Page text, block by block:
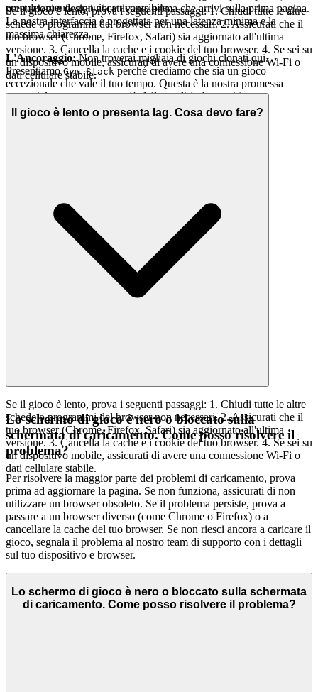
prestazioni e design accattivante prima che arrivi sulla prima pagina.
La nostra interfaccia è progettata per una latenza minima e la
massima chiarezza.
L'Ancoraggio:Non troverai migliaia di giochi clonati qui.
PresentiamoGym Stack perché crediamo che sia un gioco
eccezionale che vale il tuo tempo. Questa è la nostra promessa
curatoriale: meno rumore, più della qualità che meriti.
completamente gratuita e accessibile.
Se il gioco è lento, prova i seguenti passaggi: 1. Chiudi tutte le altre
schede o programmi del browser non necessari. 2. Assicurati che il
tuo browser (Chrome, Firefox, Safari) sia aggiornato all'ultima
versione. 3. Cancella la cache e i cookie del tuo browser. 4. Se sei su
un dispositivo mobile, assicurati di avere una connessione Wi-Fi o
dati cellulare stabile.
Il gioco è lento o presenta lag. Cosa devo fare?
Se il gioco è lento, prova i seguenti passaggi: 1. Chiudi tutte le altre
schede o programmi del browser non necessari. 2. Assicurati che il
tuo browser (Chrome, Firefox, Safari) sia aggiornato all'ultima
versione. 3. Cancella la cache e i cookie del tuo browser. 4. Se sei su
un dispositivo mobile, assicurati di avere una connessione Wi-Fi o
dati cellulare stabile.
Lo schermo di gioco è nero o bloccato sulla
schermata di caricamento. Come posso risolvere il
problema?
Per risolvere la maggior parte dei problemi di caricamento, prova
prima ad aggiornare la pagina. Se non funziona, assicurati di non
utilizzare un browser obsoleto. Se il problema persiste, prova a
passare a un browser diverso (come Chrome o Firefox) o a
cancellare la cache del tuo browser. Se non riesci ancora a caricare il
gioco, segnala il problema al nostro team di supporto con i dettagli
sul tuo dispositivo e browser.
Lo schermo di gioco è nero o bloccato sulla schermata
di caricamento. Come posso risolvere il problema?